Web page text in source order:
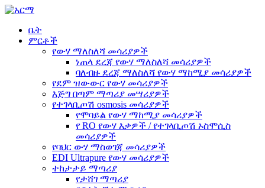
ቤት
ምርቶች
የውሃ ማለስለሻ መሳሪያዎች
ነጠላ ደረጃ የውሃ ማለስለሻ መሳሪያዎች
ባለብዙ ደረጃ ማለስለሻ የውሃ ማከሚያ መሳሪያዎች
የደም ዝውውር የውሃ መሳሪያዎች
እጅግ በጣም ማጣሪያ መሣሪያዎች
የተገላቢጦሽ osmosis መሳሪያዎች
የሞባይል የውሃ ማከሚያ መሳሪያዎች
የ RO የውሃ እቃዎች / የተገላቢጦሽ ኦስሞሲስ
መሳሪያዎች
የባህር ውሃ ማስወገጃ መሳሪያዎች
EDI Ultrapure የውሃ መሳሪያዎች
ተከታታይ ማጣሪያ
የታሸገ ማጣሪያ